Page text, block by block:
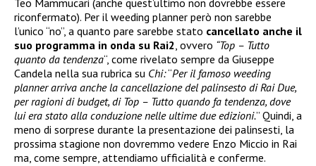
Teo Mammucari (anche quest’ultimo non dovrebbe essere
riconfermato). Per il weeding planner però non sarebbe
l’unico “no”, a quanto pare sarebbe stato cancellato anche il
suo programma in onda su Rai2, ovvero “Top – Tutto
quanto da tendenza“, come rivelato sempre da Giuseppe
Candela nella sua rubrica su Chi:“Per il famoso weeding
planner arriva anche la cancellazione del palinsesto di Rai Due,
per ragioni di budget, di Top – Tutto quando fa tendenza, dove
lui era stato alla conduzione nelle ultime due edizioni.” Quindi, a
meno di sorprese durante la presentazione dei palinsesti, la
prossima stagione non dovremmo vedere Enzo Miccio in Rai
ma, come sempre, attendiamo ufficialità e conferme.